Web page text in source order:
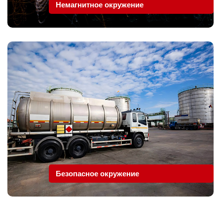
Немагнитное окружение
Безопасное окружение